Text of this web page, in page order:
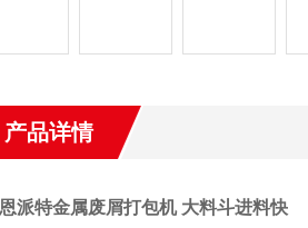
产品详情
恩派特金属废屑打包机 大料斗进料快